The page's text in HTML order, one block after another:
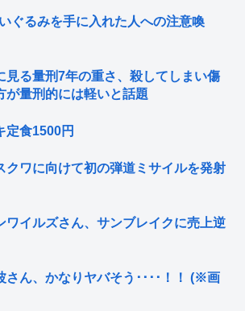
ぐるみを手に入れた人への注意喚
見る量刑7年の重さ、殺してしまい傷
が量刑的には軽いと話題
定食1500円
クワに向けて初の弾道ミサイルを発射
ワイルズさん、サンブレイクに売上逆
さん、かなりヤバそう････！！ (※画